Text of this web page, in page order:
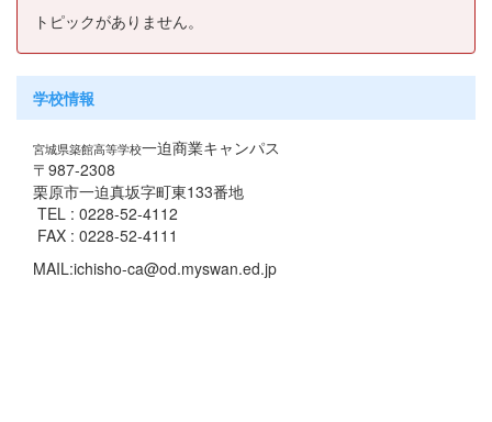
トピックがありません。
学校情報
宮城県築館高等学校一迫商業キャンパス
〒987-2308
栗原市一迫真坂字町東133番地
TEL : 0228-52-4112
FAX : 0228-52-4111
MAIL:ichisho-ca@od.myswan.ed.jp